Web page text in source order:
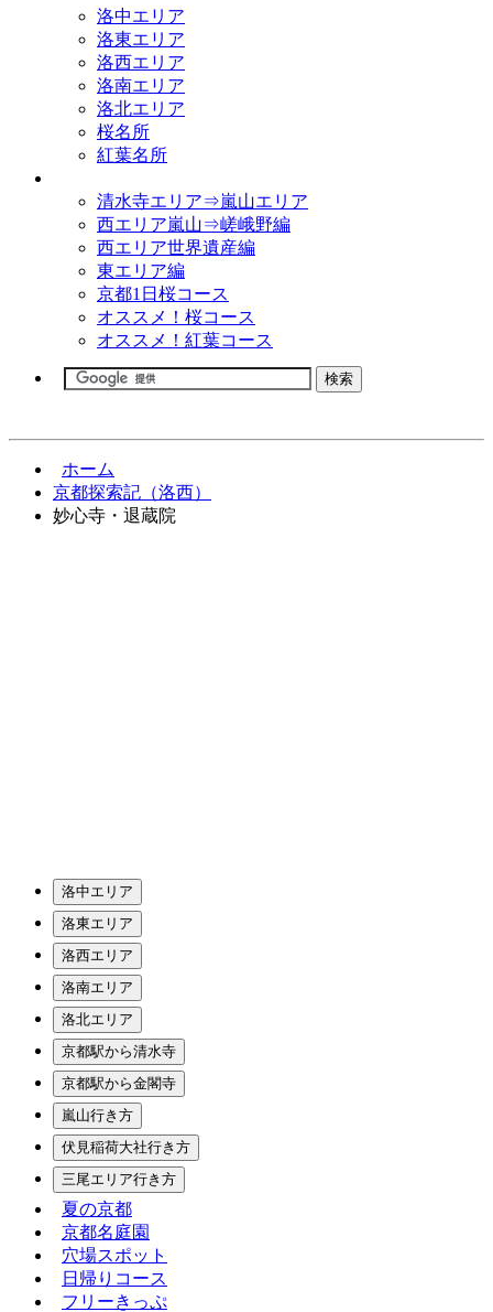
洛中エリア
洛東エリア
洛西エリア
洛南エリア
洛北エリア
桜名所
紅葉名所
清水寺エリア⇒嵐山エリア
西エリア嵐山⇒嵯峨野編
西エリア世界遺産編
東エリア編
京都1日桜コース
オススメ！桜コース
オススメ！紅葉コース
ホーム
京都探索記（洛西）
妙心寺・退蔵院
洛中エリア
洛東エリア
洛西エリア
洛南エリア
洛北エリア
京都駅から清水寺
京都駅から金閣寺
嵐山行き方
伏見稲荷大社行き方
三尾エリア行き方
夏の京都
京都名庭園
穴場スポット
日帰りコース
フリーきっぷ